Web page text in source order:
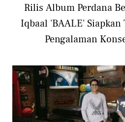
Rilis Album Perdana
Iqbaal 'BAALE'
Pengalaman